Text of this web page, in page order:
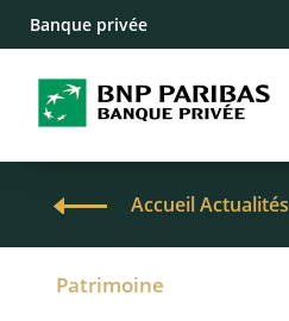
Banque privée
Accueil Actualités
Patrimoine